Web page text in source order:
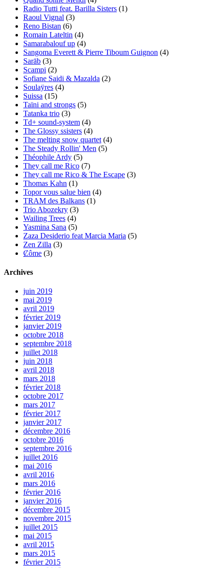
Radio Tutti feat. Barilla Sisters (1)
Raoul Vignal (3)
Reno Bistan (6)
Romain Lateltin (4)
Samarabalouf up (4)
Sangoma Everett & Pierre Tiboum Guignon (4)
Sarāb (3)
Scampi (2)
Sofiane Saidi & Mazalda (2)
Soulaÿres (4)
Suissa (15)
Taïni and strongs (5)
Tatanka trio (3)
Td+ sound-system (4)
The Glossy ssisters (4)
The melting snow quartet (4)
The Steady Rollin' Men (5)
Théophile Ardy (5)
They call me Rico (7)
They call me Rico & The Escape (3)
Thomas Kahn (1)
Topor vous salue bien (4)
TRAM des Balkans (1)
Trio Abozekry (3)
Wailing Trees (4)
Yasmina Sana (5)
Zaza Desiderio feat Marcia Maria (5)
Zen Zilla (3)
Ȼôme (3)
Archives
juin 2019
mai 2019
avril 2019
février 2019
janvier 2019
octobre 2018
septembre 2018
juillet 2018
juin 2018
avril 2018
mars 2018
février 2018
octobre 2017
mars 2017
février 2017
janvier 2017
décembre 2016
octobre 2016
septembre 2016
juillet 2016
mai 2016
avril 2016
mars 2016
février 2016
janvier 2016
décembre 2015
novembre 2015
juillet 2015
mai 2015
avril 2015
mars 2015
février 2015